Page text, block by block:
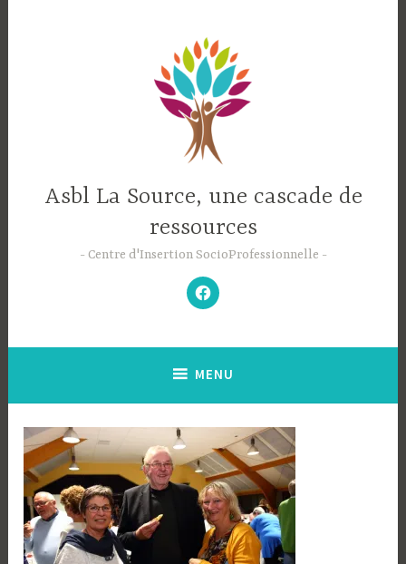
Asbl La Source, une cascade de
ressources
Centre d'Insertion SocioProfessionnelle
–
N’hésitez
pas
à
;-)
MENU